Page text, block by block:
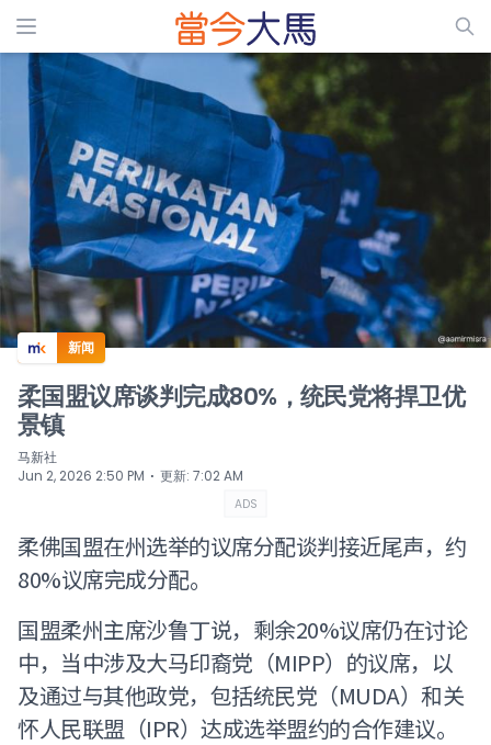
ADS
新闻
柔国盟议席谈判完成80%，统民党将捍卫优
景镇
马新社
Jun 2, 2026 2:50 PM ⋅ 更新: 7:02 AM
ADS
柔佛国盟在州选举的议席分配谈判接近尾声，约
80%议席完成分配。
国盟柔州主席沙鲁丁说，剩余20%议席仍在讨论
中，当中涉及大马印裔党（MIPP）的议席，以
及通过与其他政党，包括统民党（MUDA）和关
怀人民联盟（IPR）达成选举盟约的合作建议。